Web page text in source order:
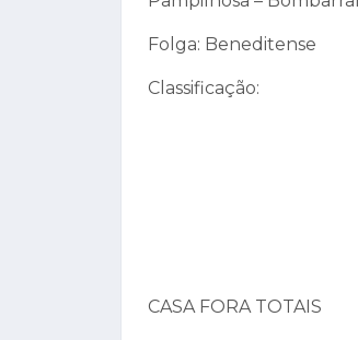
Folga: Beneditense
Classificação:
CASA FORA TOTAIS